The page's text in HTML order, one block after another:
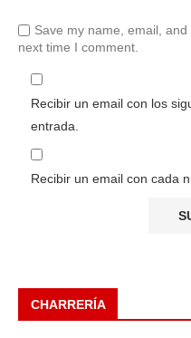
Save my name, email,
next time I comment.
Recibir un email con los
entrada.
Recibir un email con cada
CHARRERÍA